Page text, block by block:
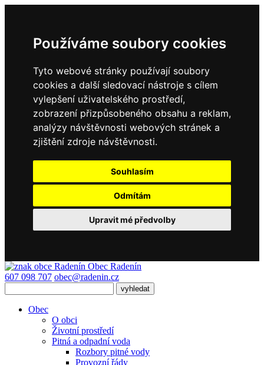
Používáme soubory cookies
Tyto webové stránky používají soubory
cookies a další sledovací nástroje s cílem
vylepšení uživatelského prostředí,
zobrazení přizpůsobeného obsahu a reklam,
analýzy návštěvnosti webových stránek a
zjištění zdroje návštěvnosti.
Souhlasím
Odmítám
Upravit mé předvolby
Obec Radenín
607 098 707 obec@radenin.cz
Obec
O obci
Životní prostředí
Pitná a odpadní voda
Rozbory pitné vody
Provozní řády